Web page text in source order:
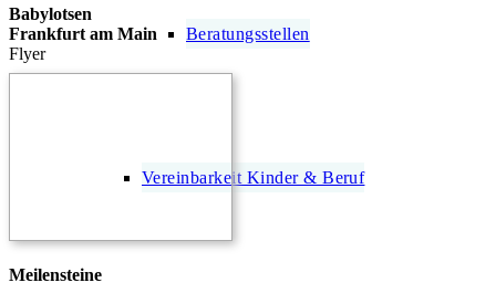
Beratungsstellen
Vereinbarkeit Kinder & Beruf
Babylotsen
Frankfurt am Main
Flyer
Meilensteine